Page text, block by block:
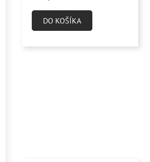
5
hviezdičiek.
DO KOŠÍKA